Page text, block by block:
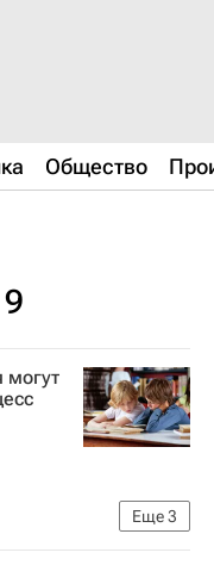
Общество
могут
Еще3